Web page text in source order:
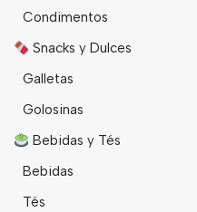
Condimentos
Snacks y Dulces
Galletas
Golosinas
Bebidas y Tés
Bebidas
Tés